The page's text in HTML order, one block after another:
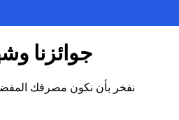
جوائزنا
نفخر بأن نكون مصرفك